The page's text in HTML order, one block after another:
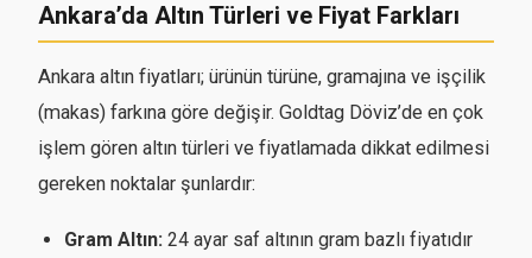
Ankara’da Altın Türleri ve Fiyat Farkları
Ankara altın fiyatları; ürünün türüne, gramajına ve işçilik
(makas) farkına göre değişir. Goldtag Döviz’de en çok
işlem gören altın türleri ve fiyatlamada dikkat edilmesi
gereken noktalar şunlardır:
Gram Altın: 24 ayar saf altının gram bazlı fiyatıdır